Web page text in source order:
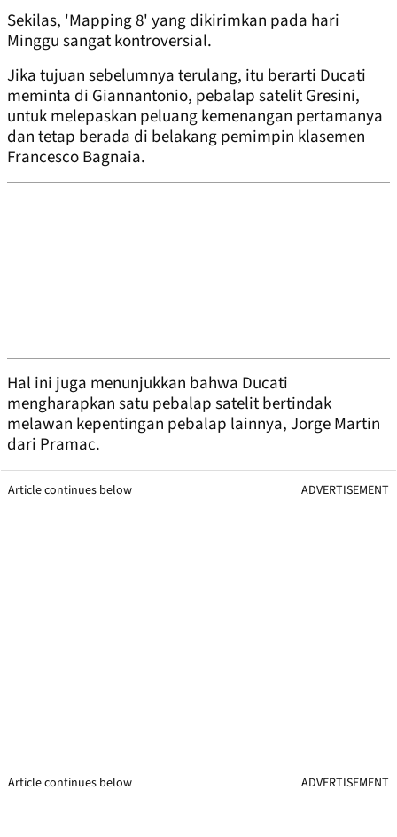
Sekilas, 'Mapping 8' yang dikirimkan pada hari
Minggu sangat kontroversial.
Jika tujuan sebelumnya terulang, itu berarti Ducati
meminta di Giannantonio, pebalap satelit Gresini,
untuk melepaskan peluang kemenangan pertamanya
dan tetap berada di belakang pemimpin klasemen
Francesco Bagnaia.
Hal ini juga menunjukkan bahwa Ducati
mengharapkan satu pebalap satelit bertindak
melawan kepentingan pebalap lainnya, Jorge Martin
dari Pramac.
Article continues below ADVERTISEMENT
Article continues below ADVERTISEMENT